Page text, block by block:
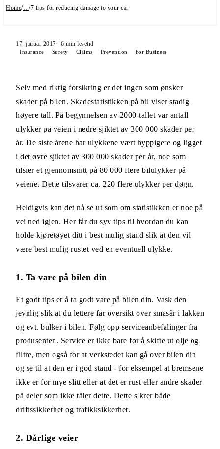
Home/…/7 tips for reducing damage to your car
17. januar 2017 6 min lesetid
Insurance Surety Claims Prevention For Business
Selv med riktig forsikring er det ingen som ønsker
skader på bilen. Skadestatistikken på bil viser stadig
høyere tall. På begynnelsen av 2000-tallet var antall
ulykker på veien i nedre sjiktet av 300 000 skader per
år. De siste årene har ulykkene vært hyppigere og ligget
i det øvre sjiktet av 300 000 skader per år, noe som
tilsier et gjennomsnitt på 80 000 flere bilulykker på
veiene. Dette tilsvarer ca. 220 flere ulykker per døgn.
Heldigvis kan det nå se ut som om statistikken er noe på
vei ned igjen. Her får du syv tips til hvordan du kan
holde kjøretøyet ditt i best mulig stand slik at den vil
være best mulig rustet ved en eventuell ulykke.
1. Ta vare på bilen din
Et godt tips er å ta godt vare på bilen din. Vask den
jevnlig slik at du lettere får oversikt over småsår i lakken
og evt. bulker i bilen. Følg opp serviceanbefalinger fra
produsenten. Service er ikke bare for å skifte ut olje og
filtre, men også for at verkstedet kan gå over bilen din
og se til at den er i god stand - for eksempel at bremsene
ikke er for mye slitt eller at det er rust eller andre skader
på deler som ikke tåler dette. Dette sikrer både
driftssikkerhet og trafikksikkerhet.
2. Dårlige veier